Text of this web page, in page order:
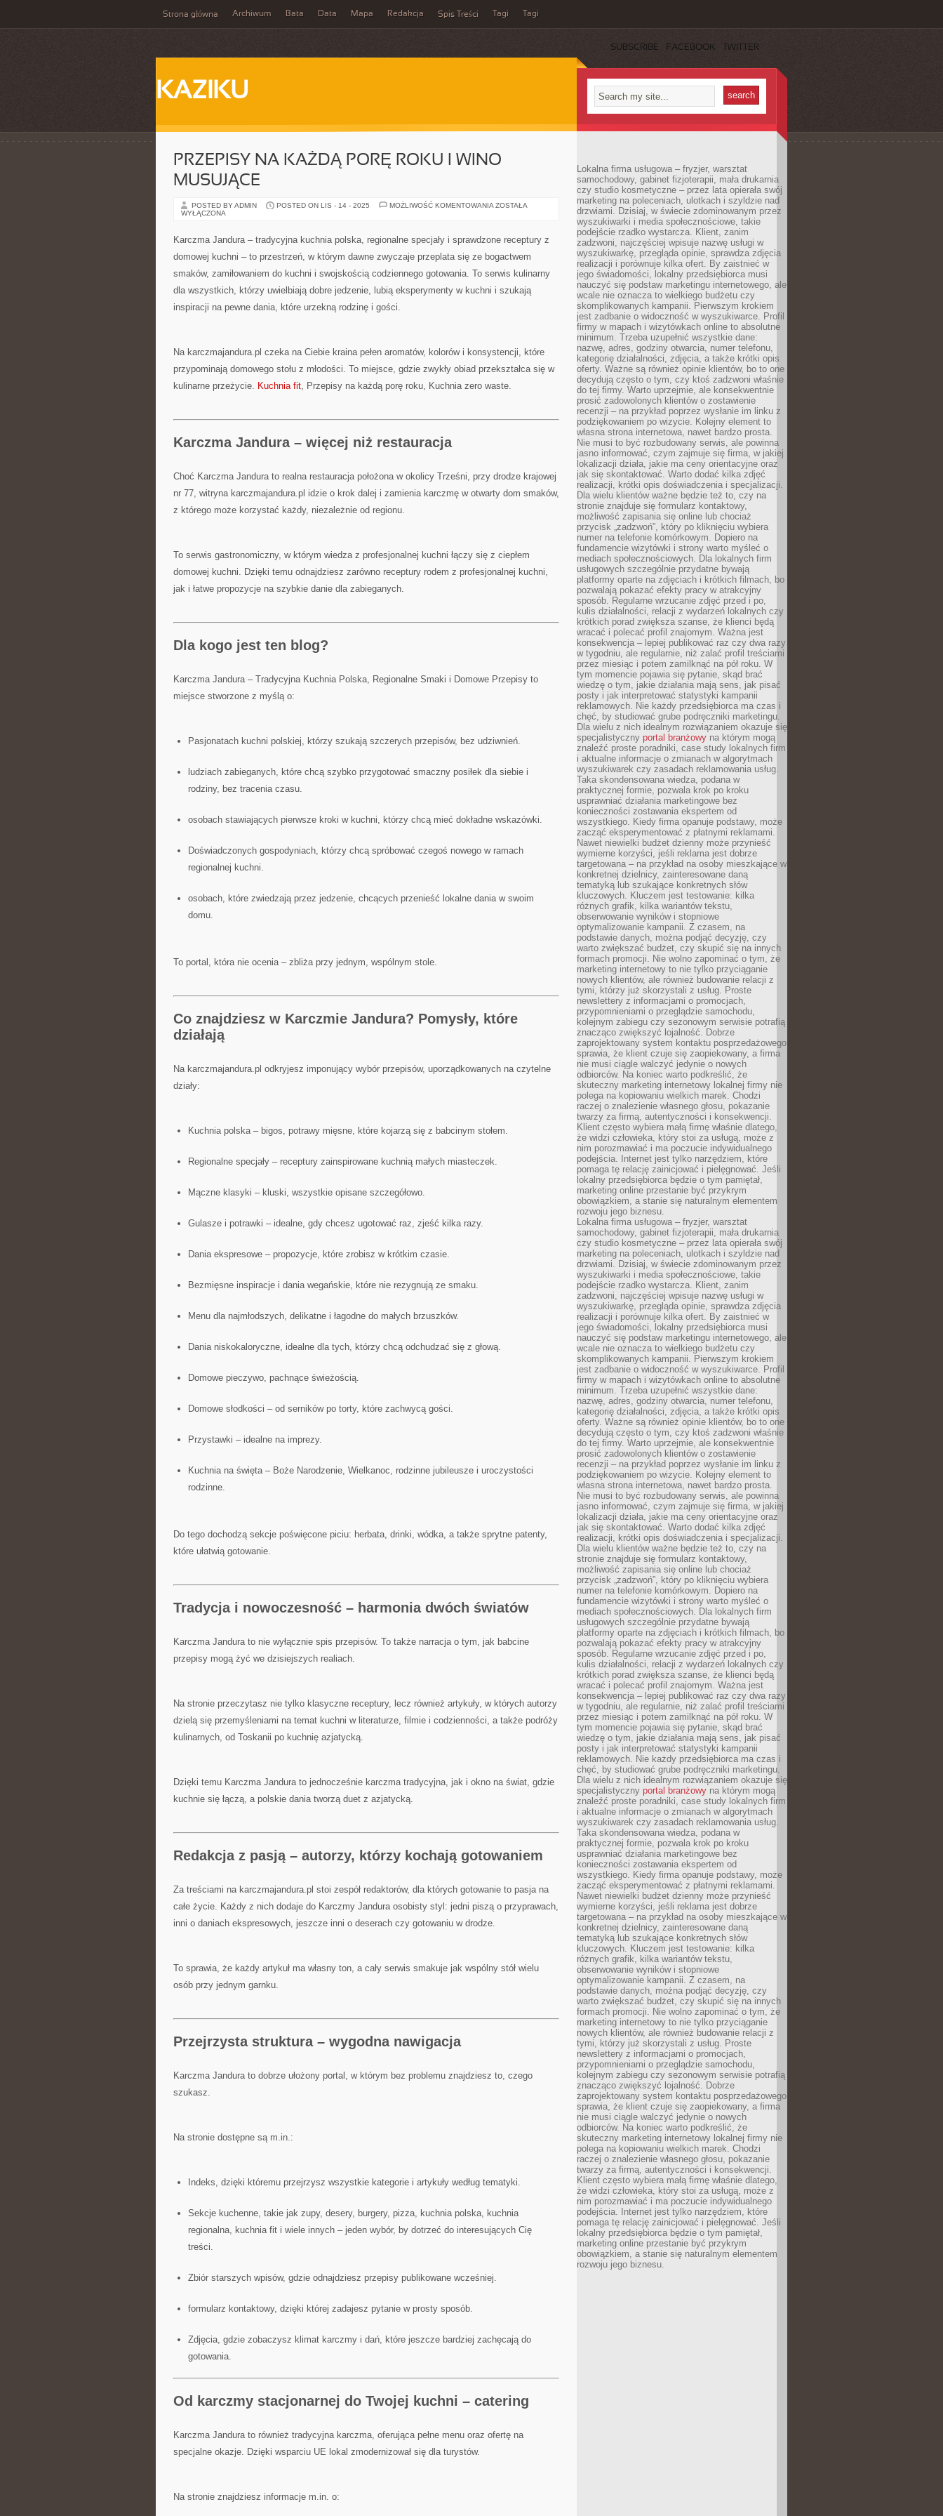
Strona główna Archiwum Bata Data Mapa Redakcja Spis Treści Tagi Tagi
SUBSCRIBE FACEBOOK TWITTER
KAZIKU
PRZEPISY NA KAŻDĄ PORĘ ROKU I WINO
MUSUJĄCE
POSTED BY ADMIN POSTED ON LIS - 14 - 2025 MOŻLIWOŚĆ KOMENTOWANIA PRZEPISY
I
MUSUJĄCE
ZOSTAŁA
WYŁĄCZONA
Karczma Jandura – tradycyjna kuchnia polska, regionalne specjały i sprawdzone receptury z
domowej kuchni – to przestrzeń, w którym dawne zwyczaje przeplata się ze bogactwem
smaków, zamiłowaniem do kuchni i swojskością codziennego gotowania. To serwis kulinarny
dla wszystkich, którzy uwielbiają dobre jedzenie, lubią eksperymenty w kuchni i szukają
inspiracji na pewne dania, które urzekną rodzinę i gości.
Na karczmajandura.pl czeka na Ciebie kraina pełen aromatów, kolorów i konsystencji, które
przypominają domowego stołu z młodości. To miejsce, gdzie zwykły obiad przekształca się w
kulinarne przeżycie. Kuchnia fit, Przepisy na każdą porę roku, Kuchnia zero waste.
Karczma Jandura – więcej niż restauracja
Choć Karczma Jandura to realna restauracja położona w okolicy Trześni, przy drodze krajowej
nr 77, witryna karczmajandura.pl idzie o krok dalej i zamienia karczmę w otwarty dom smaków,
z którego może korzystać każdy, niezależnie od regionu.
To serwis gastronomiczny, w którym wiedza z profesjonalnej kuchni łączy się z ciepłem
domowej kuchni. Dzięki temu odnajdziesz zarówno receptury rodem z profesjonalnej kuchni,
jak i łatwe propozycje na szybkie danie dla zabieganych.
Dla kogo jest ten blog?
Karczma Jandura – Tradycyjna Kuchnia Polska, Regionalne Smaki i Domowe Przepisy to
miejsce stworzone z myślą o:
Pasjonatach kuchni polskiej, którzy szukają szczerych przepisów, bez udziwnień.
ludziach zabieganych, które chcą szybko przygotować smaczny posiłek dla siebie i
rodziny, bez tracenia czasu.
osobach stawiających pierwsze kroki w kuchni, którzy chcą mieć dokładne wskazówki.
Doświadczonych gospodyniach, którzy chcą spróbować czegoś nowego w ramach
regionalnej kuchni.
osobach, które zwiedzają przez jedzenie, chcących przenieść lokalne dania w swoim
domu.
To portal, która nie ocenia – zbliża przy jednym, wspólnym stole.
Co znajdziesz w Karczmie Jandura? Pomysły, które
działają
Na karczmajandura.pl odkryjesz imponujący wybór przepisów, uporządkowanych na czytelne
działy:
Kuchnia polska – bigos, potrawy mięsne, które kojarzą się z babcinym stołem.
Regionalne specjały – receptury zainspirowane kuchnią małych miasteczek.
Mączne klasyki – kluski, wszystkie opisane szczegółowo.
Gulasze i potrawki – idealne, gdy chcesz ugotować raz, zjeść kilka razy.
Dania ekspresowe – propozycje, które zrobisz w krótkim czasie.
Bezmięsne inspiracje i dania wegańskie, które nie rezygnują ze smaku.
Menu dla najmłodszych, delikatne i łagodne do małych brzuszków.
Dania niskokaloryczne, idealne dla tych, którzy chcą odchudzać się z głową.
Domowe pieczywo, pachnące świeżością.
Domowe słodkości – od serników po torty, które zachwycą gości.
Przystawki – idealne na imprezy.
Kuchnia na święta – Boże Narodzenie, Wielkanoc, rodzinne jubileusze i uroczystości
rodzinne.
Do tego dochodzą sekcje poświęcone piciu: herbata, drinki, wódka, a także sprytne patenty,
które ułatwią gotowanie.
Tradycja i nowoczesność – harmonia dwóch światów
Karczma Jandura to nie wyłącznie spis przepisów. To także narracja o tym, jak babcine
przepisy mogą żyć we dzisiejszych realiach.
Na stronie przeczytasz nie tylko klasyczne receptury, lecz również artykuły, w których autorzy
dzielą się przemyśleniami na temat kuchni w literaturze, filmie i codzienności, a także podróży
kulinarnych, od Toskanii po kuchnię azjatycką.
Dzięki temu Karczma Jandura to jednocześnie karczma tradycyjna, jak i okno na świat, gdzie
kuchnie się łączą, a polskie dania tworzą duet z azjatycką.
Redakcja z pasją – autorzy, którzy kochają gotowaniem
Za treściami na karczmajandura.pl stoi zespół redaktorów, dla których gotowanie to pasja na
całe życie. Każdy z nich dodaje do Karczmy Jandura osobisty styl: jedni piszą o przyprawach,
inni o daniach ekspresowych, jeszcze inni o deserach czy gotowaniu w drodze.
To sprawia, że każdy artykuł ma własny ton, a cały serwis smakuje jak wspólny stół wielu
osób przy jednym garnku.
Przejrzysta struktura – wygodna nawigacja
Karczma Jandura to dobrze ułożony portal, w którym bez problemu znajdziesz to, czego
szukasz.
Na stronie dostępne są m.in.:
Indeks, dzięki któremu przejrzysz wszystkie kategorie i artykuły według tematyki.
Sekcje kuchenne, takie jak zupy, desery, burgery, pizza, kuchnia polska, kuchnia
regionalna, kuchnia fit i wiele innych – jeden wybór, by dotrzeć do interesujących Cię
treści.
Zbiór starszych wpisów, gdzie odnajdziesz przepisy publikowane wcześniej.
formularz kontaktowy, dzięki której zadajesz pytanie w prosty sposób.
Zdjęcia, gdzie zobaczysz klimat karczmy i dań, które jeszcze bardziej zachęcają do
gotowania.
Od karczmy stacjonarnej do Twojej kuchni – catering
Karczma Jandura to również tradycyjna karczma, oferująca pełne menu oraz ofertę na
specjalne okazje. Dzięki wsparciu UE lokal zmodernizował się dla turystów.
Na stronie znajdziesz informacje m.in. o:
Lokalna firma usługowa – fryzjer, warsztat
samochodowy, gabinet fizjoterapii, mała drukarnia
czy studio kosmetyczne – przez lata opierała swój
marketing na poleceniach, ulotkach i szyldzie nad
drzwiami. Dzisiaj, w świecie zdominowanym przez
wyszukiwarki i media społecznościowe, takie
podejście rzadko wystarcza. Klient, zanim
zadzwoni, najczęściej wpisuje nazwę usługi w
wyszukiwarkę, przegląda opinie, sprawdza zdjęcia
realizacji i porównuje kilka ofert. By zaistnieć w
jego świadomości, lokalny przedsiębiorca musi
nauczyć się podstaw marketingu internetowego, ale
wcale nie oznacza to wielkiego budżetu czy
skomplikowanych kampanii. Pierwszym krokiem
jest zadbanie o widoczność w wyszukiwarce. Profil
firmy w mapach i wizytówkach online to absolutne
minimum. Trzeba uzupełnić wszystkie dane:
nazwę, adres, godziny otwarcia, numer telefonu,
kategorię działalności, zdjęcia, a także krótki opis
oferty. Ważne są również opinie klientów, bo to one
decydują często o tym, czy ktoś zadzwoni właśnie
do tej firmy. Warto uprzejmie, ale konsekwentnie
prosić zadowolonych klientów o zostawienie
recenzji – na przykład poprzez wysłanie im linku z
podziękowaniem po wizycie. Kolejny element to
własna strona internetowa, nawet bardzo prosta.
Nie musi to być rozbudowany serwis, ale powinna
jasno informować, czym zajmuje się firma, w jakiej
lokalizacji działa, jakie ma ceny orientacyjne oraz
jak się skontaktować. Warto dodać kilka zdjęć
realizacji, krótki opis doświadczenia i specjalizacji.
Dla wielu klientów ważne będzie też to, czy na
stronie znajduje się formularz kontaktowy,
możliwość zapisania się online lub chociaż
przycisk „zadzwoń”, który po kliknięciu wybiera
numer na telefonie komórkowym. Dopiero na
fundamencie wizytówki i strony warto myśleć o
mediach społecznościowych. Dla lokalnych firm
usługowych szczególnie przydatne bywają
platformy oparte na zdjęciach i krótkich filmach, bo
pozwalają pokazać efekty pracy w atrakcyjny
sposób. Regularne wrzucanie zdjęć przed i po,
kulis działalności, relacji z wydarzeń lokalnych czy
krótkich porad zwiększa szanse, że klienci będą
wracać i polecać profil znajomym. Ważna jest
konsekwencja – lepiej publikować raz czy dwa razy
w tygodniu, ale regularnie, niż zalać profil treściami
przez miesiąc i potem zamilknąć na pół roku. W
tym momencie pojawia się pytanie, skąd brać
wiedzę o tym, jakie działania mają sens, jak pisać
posty i jak interpretować statystyki kampanii
reklamowych. Nie każdy przedsiębiorca ma czas i
chęć, by studiować grube podręczniki marketingu.
Dla wielu z nich idealnym rozwiązaniem okazuje się
specjalistyczny portal branżowy na którym mogą
znaleźć proste poradniki, case study lokalnych firm
i aktualne informacje o zmianach w algorytmach
wyszukiwarek czy zasadach reklamowania usług.
Taka skondensowana wiedza, podana w
praktycznej formie, pozwala krok po kroku
usprawniać działania marketingowe bez
konieczności zostawania ekspertem od
wszystkiego. Kiedy firma opanuje podstawy, może
zacząć eksperymentować z płatnymi reklamami.
Nawet niewielki budżet dzienny może przynieść
wymierne korzyści, jeśli reklama jest dobrze
targetowana – na przykład na osoby mieszkające w
konkretnej dzielnicy, zainteresowane daną
tematyką lub szukające konkretnych słów
kluczowych. Kluczem jest testowanie: kilka
różnych grafik, kilka wariantów tekstu,
obserwowanie wyników i stopniowe
optymalizowanie kampanii. Z czasem, na
podstawie danych, można podjąć decyzję, czy
warto zwiększać budżet, czy skupić się na innych
formach promocji. Nie wolno zapominać o tym, że
marketing internetowy to nie tylko przyciąganie
nowych klientów, ale również budowanie relacji z
tymi, którzy już skorzystali z usług. Proste
newslettery z informacjami o promocjach,
przypomnieniami o przeglądzie samochodu,
kolejnym zabiegu czy sezonowym serwisie potrafią
znacząco zwiększyć lojalność. Dobrze
zaprojektowany system kontaktu posprzedażowego
sprawia, że klient czuje się zaopiekowany, a firma
nie musi ciągle walczyć jedynie o nowych
odbiorców. Na koniec warto podkreślić, że
skuteczny marketing internetowy lokalnej firmy nie
polega na kopiowaniu wielkich marek. Chodzi
raczej o znalezienie własnego głosu, pokazanie
twarzy za firmą, autentyczności i konsekwencji.
Klient często wybiera małą firmę właśnie dlatego,
że widzi człowieka, który stoi za usługą, może z
nim porozmawiać i ma poczucie indywidualnego
podejścia. Internet jest tylko narzędziem, które
pomaga tę relację zainicjować i pielęgnować. Jeśli
lokalny przedsiębiorca będzie o tym pamiętał,
marketing online przestanie być przykrym
obowiązkiem, a stanie się naturalnym elementem
rozwoju jego biznesu.
Lokalna firma usługowa – fryzjer, warsztat
samochodowy, gabinet fizjoterapii, mała drukarnia
czy studio kosmetyczne – przez lata opierała swój
marketing na poleceniach, ulotkach i szyldzie nad
drzwiami. Dzisiaj, w świecie zdominowanym przez
wyszukiwarki i media społecznościowe, takie
podejście rzadko wystarcza. Klient, zanim
zadzwoni, najczęściej wpisuje nazwę usługi w
wyszukiwarkę, przegląda opinie, sprawdza zdjęcia
realizacji i porównuje kilka ofert. By zaistnieć w
jego świadomości, lokalny przedsiębiorca musi
nauczyć się podstaw marketingu internetowego, ale
wcale nie oznacza to wielkiego budżetu czy
skomplikowanych kampanii. Pierwszym krokiem
jest zadbanie o widoczność w wyszukiwarce. Profil
firmy w mapach i wizytówkach online to absolutne
minimum. Trzeba uzupełnić wszystkie dane:
nazwę, adres, godziny otwarcia, numer telefonu,
kategorię działalności, zdjęcia, a także krótki opis
oferty. Ważne są również opinie klientów, bo to one
decydują często o tym, czy ktoś zadzwoni właśnie
do tej firmy. Warto uprzejmie, ale konsekwentnie
prosić zadowolonych klientów o zostawienie
recenzji – na przykład poprzez wysłanie im linku z
podziękowaniem po wizycie. Kolejny element to
własna strona internetowa, nawet bardzo prosta.
Nie musi to być rozbudowany serwis, ale powinna
jasno informować, czym zajmuje się firma, w jakiej
lokalizacji działa, jakie ma ceny orientacyjne oraz
jak się skontaktować. Warto dodać kilka zdjęć
realizacji, krótki opis doświadczenia i specjalizacji.
Dla wielu klientów ważne będzie też to, czy na
stronie znajduje się formularz kontaktowy,
możliwość zapisania się online lub chociaż
przycisk „zadzwoń”, który po kliknięciu wybiera
numer na telefonie komórkowym. Dopiero na
fundamencie wizytówki i strony warto myśleć o
mediach społecznościowych. Dla lokalnych firm
usługowych szczególnie przydatne bywają
platformy oparte na zdjęciach i krótkich filmach, bo
pozwalają pokazać efekty pracy w atrakcyjny
sposób. Regularne wrzucanie zdjęć przed i po,
kulis działalności, relacji z wydarzeń lokalnych czy
krótkich porad zwiększa szanse, że klienci będą
wracać i polecać profil znajomym. Ważna jest
konsekwencja – lepiej publikować raz czy dwa razy
w tygodniu, ale regularnie, niż zalać profil treściami
przez miesiąc i potem zamilknąć na pół roku. W
tym momencie pojawia się pytanie, skąd brać
wiedzę o tym, jakie działania mają sens, jak pisać
posty i jak interpretować statystyki kampanii
reklamowych. Nie każdy przedsiębiorca ma czas i
chęć, by studiować grube podręczniki marketingu.
Dla wielu z nich idealnym rozwiązaniem okazuje się
specjalistyczny portal branżowy na którym mogą
znaleźć proste poradniki, case study lokalnych firm
i aktualne informacje o zmianach w algorytmach
wyszukiwarek czy zasadach reklamowania usług.
Taka skondensowana wiedza, podana w
praktycznej formie, pozwala krok po kroku
usprawniać działania marketingowe bez
konieczności zostawania ekspertem od
wszystkiego. Kiedy firma opanuje podstawy, może
zacząć eksperymentować z płatnymi reklamami.
Nawet niewielki budżet dzienny może przynieść
wymierne korzyści, jeśli reklama jest dobrze
targetowana – na przykład na osoby mieszkające w
konkretnej dzielnicy, zainteresowane daną
tematyką lub szukające konkretnych słów
kluczowych. Kluczem jest testowanie: kilka
różnych grafik, kilka wariantów tekstu,
obserwowanie wyników i stopniowe
optymalizowanie kampanii. Z czasem, na
podstawie danych, można podjąć decyzję, czy
warto zwiększać budżet, czy skupić się na innych
formach promocji. Nie wolno zapominać o tym, że
marketing internetowy to nie tylko przyciąganie
nowych klientów, ale również budowanie relacji z
tymi, którzy już skorzystali z usług. Proste
newslettery z informacjami o promocjach,
przypomnieniami o przeglądzie samochodu,
kolejnym zabiegu czy sezonowym serwisie potrafią
znacząco zwiększyć lojalność. Dobrze
zaprojektowany system kontaktu posprzedażowego
sprawia, że klient czuje się zaopiekowany, a firma
nie musi ciągle walczyć jedynie o nowych
odbiorców. Na koniec warto podkreślić, że
skuteczny marketing internetowy lokalnej firmy nie
polega na kopiowaniu wielkich marek. Chodzi
raczej o znalezienie własnego głosu, pokazanie
twarzy za firmą, autentyczności i konsekwencji.
Klient często wybiera małą firmę właśnie dlatego,
że widzi człowieka, który stoi za usługą, może z
nim porozmawiać i ma poczucie indywidualnego
podejścia. Internet jest tylko narzędziem, które
pomaga tę relację zainicjować i pielęgnować. Jeśli
lokalny przedsiębiorca będzie o tym pamiętał,
marketing online przestanie być przykrym
obowiązkiem, a stanie się naturalnym elementem
rozwoju jego biznesu.